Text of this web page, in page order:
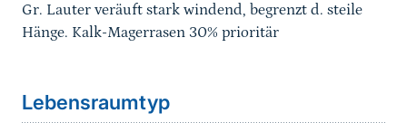
Gr. Lauter veräuft stark windend, begrenzt d. steile
Hänge. Kalk-Magerrasen 30% prioritär
Lebensraumtyp